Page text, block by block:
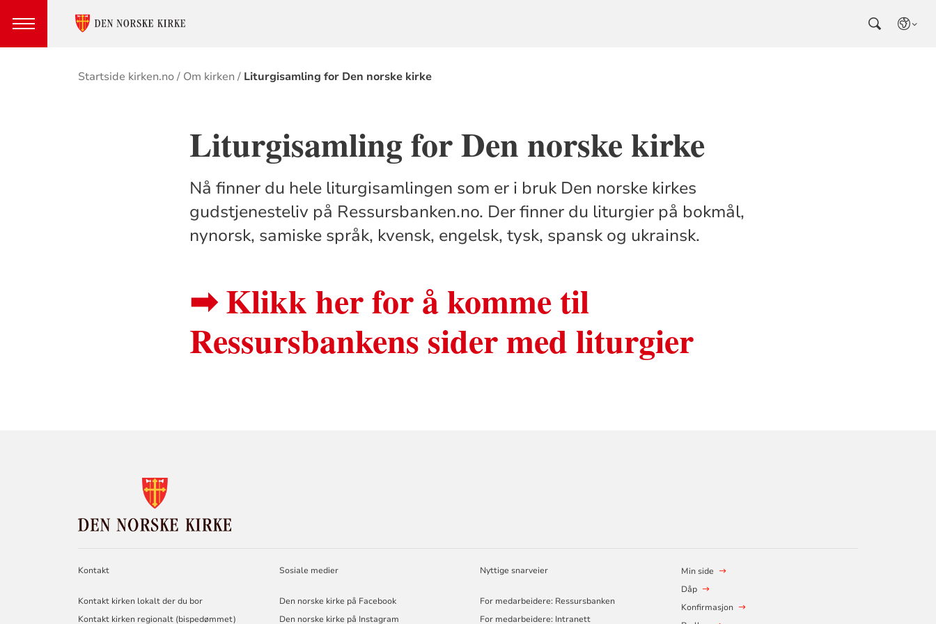
Brødsmulesti
Startside kirken.no Om kirken Liturgisamling for Den norske kirke
Liturgisamling for Den norske kirke
Nå finner du hele liturgisamlingen som er i bruk Den norske kirkes
gudstjenesteliv på Ressursbanken.no. Der finner du liturgier på bokmål,
nynorsk, samiske språk, kvensk, engelsk, tysk, spansk og ukrainsk.
➡ Klikk her for å komme til
Ressursbankens sider med liturgier
NORSKE
KIRKE
Kontakt
Kontakt kirken lokalt der du bor
Kontakt kirken regionalt (bispedømmet)
Sosiale medier
Den norske kirke på Facebook
Den norske kirke på Instagram
Nyttige snarveier
For medarbeidere: Ressursbanken
For medarbeidere: Intranett
Min side
Dåp
Konfirmasjon